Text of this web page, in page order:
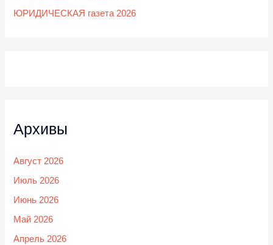
ЮРИДИЧЕСКАЯ газета 2026
Архивы
Август 2026
Июль 2026
Июнь 2026
Май 2026
Апрель 2026